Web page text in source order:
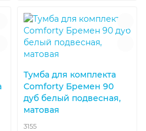
Тумба для комплекта
Comforty Бремен 90
дуб белый подвесная,
матовая
3155